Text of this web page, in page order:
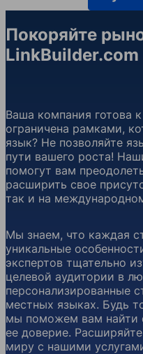
Покоряйте
LinkBuilder.com
Ваша компания готова
ограничена рамками,
язык? Не позволяйте
пути вашего роста!
помогут вам
расширить свое
так и на
Мы знаем, что каждая
уникальные
экспертов тщательно
целевой аудитории в
персонализированные
местных языках. Будь
мы поможем вам найти
ее доверие.
миру с нашими